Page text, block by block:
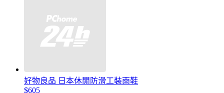
好物良品 日本休閒防滑工裝雨鞋
$605